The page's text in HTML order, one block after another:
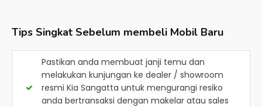
Tips Singkat Sebelum membeli Mobil Baru
Pastikan anda membuat janji temu dan
melakukan kunjungan ke dealer / showroom
resmi Kia Sangatta untuk mengurangi resiko
anda bertransaksi dengan makelar atau sales